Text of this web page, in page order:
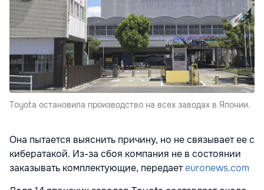
Toyota остановила производство на всех заводах в Японии.
Она пытается выяснить причину, но не связывает ее с
кибератакой. Из-за сбоя компания не в состоянии
заказывать комплектующие, передаетeuronews.com